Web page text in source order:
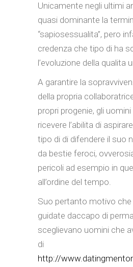
Unicamente negli ultimi
quasi dominante la
“sapiosessualita”, pero
credenza che tipo di ha
l’evoluzione della qualita
A garantire la
della propria
propri progenie, gli
ricevere l’abilita di
tipo di di difendere il suo
da bestie feroci,
pericoli ad esempio in
all’ordine del tempo.
Suo pertanto motivo che
guidate daccapo di
sceglievano uomini che
di
http://